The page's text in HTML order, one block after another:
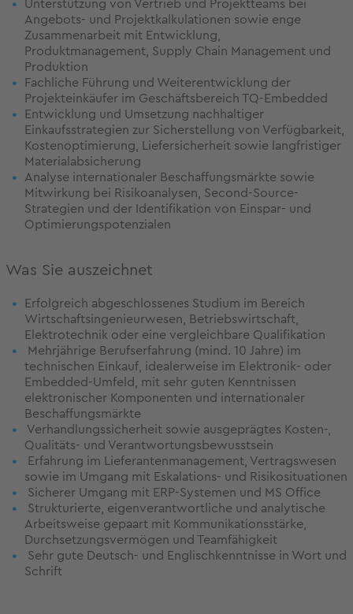
Unterstützung von Vertrieb und Projektteams bei
Angebots- und Projektkalkulationen sowie enge
Zusammenarbeit mit Entwicklung,
Produktmanagement, Supply Chain Management und
Produktion
Fachliche Führung und Weiterentwicklung der
Projekteinkäufer im Geschäftsbereich TQ-Embedded
Entwicklung und Umsetzung nachhaltiger
Einkaufsstrategien zur Sicherstellung von Verfügbarkeit,
Kostenoptimierung, Liefersicherheit sowie langfristiger
Materialabsicherung
Analyse internationaler Beschaffungsmärkte sowie
Mitwirkung bei Risikoanalysen, Second-Source-
Strategien und der Identifikation von Einspar- und
Optimierungspotenzialen
Was Sie auszeichnet
Erfolgreich abgeschlossenes Studium im Bereich
Wirtschaftsingenieurwesen, Betriebswirtschaft,
Elektrotechnik oder eine vergleichbare Qualifikation
Mehrjährige Berufserfahrung (mind. 10 Jahre) im
technischen Einkauf, idealerweise im Elektronik- oder
Embedded-Umfeld, mit sehr guten Kenntnissen
elektronischer Komponenten und internationaler
Beschaffungsmärkte
Verhandlungssicherheit sowie ausgeprägtes Kosten-,
Qualitäts- und Verantwortungsbewusstsein
Erfahrung im Lieferantenmanagement, Vertragswesen
sowie im Umgang mit Eskalations- und Risikosituationen
Sicherer Umgang mit ERP-Systemen und MS Office
Strukturierte, eigenverantwortliche und analytische
Arbeitsweise gepaart mit Kommunikationsstärke,
Durchsetzungsvermögen und Teamfähigkeit
Sehr gute Deutsch- und Englischkenntnisse in Wort und
Schrift